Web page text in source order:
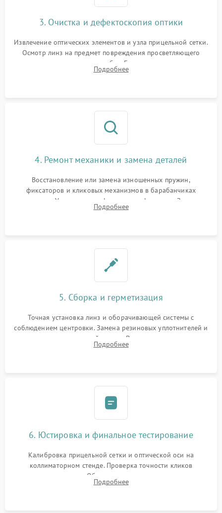
3. Очистка и дефектоскопия оптики
Извлечение оптических элементов и узла прицельной сетки.
Осмотр линз на предмет повреждения просветляющего
покрытия или появления грибка. Бережная очистка стекол
спецрастворами. Проверка целостности гравированной
Подробнее
4. Ремонт механики и замена деталей
Восстановление или замена изношенных пружин,
фиксаторов и кликовых механизмов в барабанчиках
поправок. Устранение люфтов в трансфокаторе. Замена
поврежденных линз, разбитой сетки или восстановление
Подробнее
5. Сборка и герметизация
Точная установка линз и оборачивающей системы с
соблюдением центровки. Замена резиновых уплотнителей и
нанесение влагозащитной смазки. Вакуумирование корпуса
и заполнение его осушенным азотом или аргоном для
Подробнее
6. Юстировка и финальное тестирование
Калибровка прицельной сетки и оптической оси на
коллиматорном стенде. Проверка точности кликов
механизма поправок. Обязательное испытание прицела на
ударном стенде для проверки устойчивости к отдаче и
Подробнее